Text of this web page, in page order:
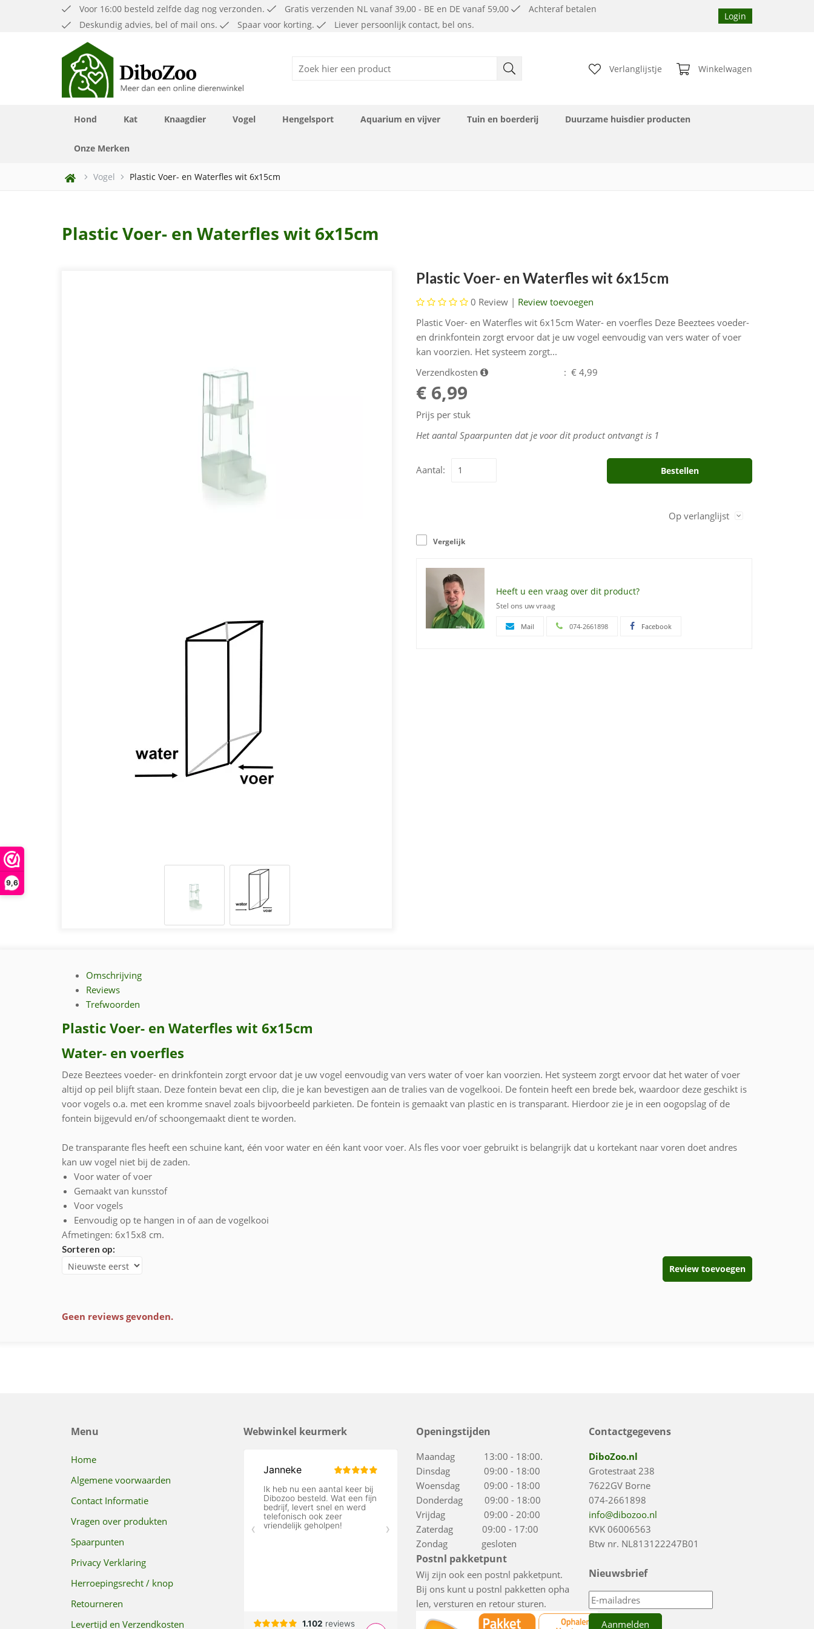
9,6
Voor 16:00 besteld zelfde dag nog verzonden. Gratis verzenden NL vanaf 39,00 - BE en DE vanaf 59,00
Achteraf betalen
Deskundig advies, bel of mail ons.
Spaar voor korting. Liever persoonlijk contact, bel ons.
Login
Verlanglijstje Winkelwagen
Hond Kat Knaagdier Vogel Hengelsport Aquarium en vijver Tuin en boerderij Duurzame huisdier producten
Onze Merken
Vogel Plastic Voer- en Waterfles wit 6x15cm
Plastic Voer- en Waterfles wit 6x15cm
Plastic Voer- en Waterfles wit 6x15cm
0 Review | Review toevoegen
Plastic Voer- en Waterfles wit 6x15cm Water- en voerfles Deze Beeztees voeder-
en drinkfontein zorgt ervoor dat je uw vogel eenvoudig van vers water of voer
kan voorzien. Het systeem zorgt...
Verzendkosten
: € 4,99
€ 6,99
Prijs per stuk
Het aantal Spaarpunten dat je voor dit product ontvangt is 1
Aantal: Bestellen
Op verlanglijst
Vergelijk
Heeft u een vraag over dit product?
Stel ons uw vraag
Mail 074-2661898 Facebook
Omschrijving
Reviews
Trefwoorden
Plastic Voer- en Waterfles wit 6x15cm
Water- en voerfles
Deze Beeztees voeder- en drinkfontein zorgt ervoor dat je uw vogel eenvoudig van vers water of voer kan voorzien. Het systeem zorgt ervoor dat het water of voer
altijd op peil blijft staan. Deze fontein bevat een clip, die je kan bevestigen aan de tralies van de vogelkooi. De fontein heeft een brede bek, waardoor deze geschikt is
voor vogels o.a. met een kromme snavel zoals bijvoorbeeld parkieten. De fontein is gemaakt van plastic en is transparant. Hierdoor zie je in een oogopslag of de
fontein bijgevuld en/of schoongemaakt dient te worden.
De transparante fles heeft een schuine kant, één voor water en één kant voor voer. Als fles voor voer gebruikt is belangrijk dat u kortekant naar voren doet andres
kan uw vogel niet bij de zaden.
Voor water of voer
Gemaakt van kunsstof
Voor vogels
Eenvoudig op te hangen in of aan de vogelkooi
Afmetingen: 6x15x8 cm.
Sorteren op:
Review toevoegen
Geen reviews gevonden.
Menu
Home
Algemene voorwaarden
Contact Informatie
Vragen over produkten
Spaarpunten
Privacy Verklaring
Herroepingsrecht / knop
Retourneren
Levertijd en Verzendkosten
Webwinkel keurmerk Openingstijden
Maandag 13:00 - 18:00.
Dinsdag 09:00 - 18:00
Woensdag 09:00 - 18:00
Donderdag 09:00 - 18:00
Vrijdag 09:00 - 20:00
Zaterdag 09:00 - 17:00
Zondag gesloten
Postnl pakketpunt
Wij zijn ook een postnl pakketpunt.
Bij ons kunt u postnl pakketten opha
len, versturen en retour sturen.
Contactgegevens
DiboZoo.nl
Grotestraat 238
7622GV Borne
074-2661898
info@dibozoo.nl
KVK 06006563
Btw nr. NL813122247B01
Nieuwsbrief